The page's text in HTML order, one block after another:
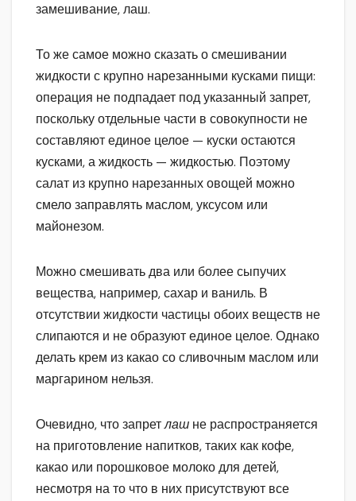
замешивание, лаш.
То же самое можно сказать о смешивании
жидкости с крупно нарезанными кусками пищи:
операция не подпадает под указанный запрет,
поскольку отдельные части в совокупности не
составляют единое целое — куски остаются
кусками, а жидкость — жидкостью. Поэтому
салат из крупно нарезанных овощей можно
смело заправлять маслом, уксусом или
майонезом.
Можно смешивать два или более сыпучих
вещества, например, сахар и ваниль. В
отсутствии жидкости частицы обоих веществ не
слипаются и не образуют единое целое. Однако
делать крем из какао со сливочным маслом или
маргарином нельзя.
Очевидно, что запретлаш не распространяется
на приготовление напитков, таких как кофе,
какао или порошковое молоко для детей,
несмотря на то что в них присутствуют все